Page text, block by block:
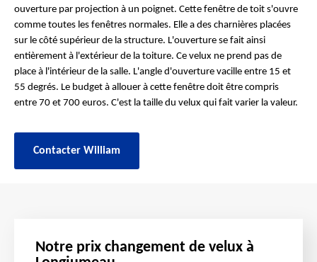
ouverture par projection à un poignet. Cette fenêtre de toit s'ouvre
comme toutes les fenêtres normales. Elle a des charnières placées
sur le côté supérieur de la structure. L'ouverture se fait ainsi
entièrement à l'extérieur de la toiture. Ce velux ne prend pas de
place à l'intérieur de la salle. L'angle d'ouverture vacille entre 15 et
55 degrés. Le budget à allouer à cette fenêtre doit être compris
entre 70 et 700 euros. C'est la taille du velux qui fait varier la valeur.
Contacter William
Notre prix changement de velux à